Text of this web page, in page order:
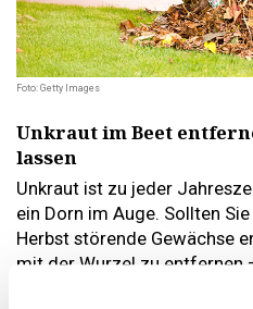
Foto: Getty Images
Unkraut im Beet
lassen
Unkraut ist zu jeder
ein Dorn im Auge. Sollten
Herbst störende Gewächse
mit der Wurzel zu entfernen
Blumen nicht beschädigen.